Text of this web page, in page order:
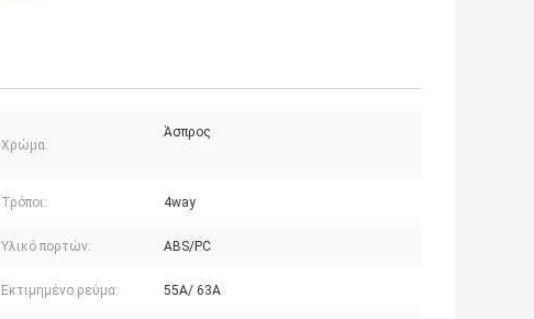
Χρώμα:
Άσπρος
Τρόποι: 4way
Υλικό πορτών: ABS/PC
Εκτιμημένο ρεύμα: 55A/ 63A